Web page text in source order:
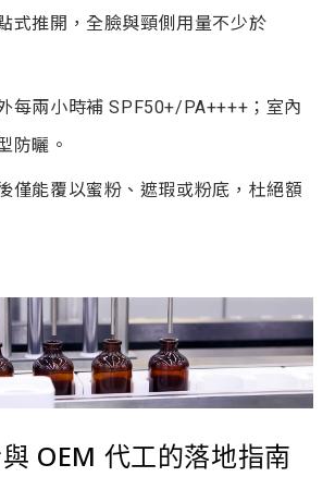
式推開，全臉與頸側用量不少於
每兩小時補 SPF50+/PA++++；室內
防曬。
僅能覆以蜜粉、遮瑕或粉底，杜絕額
OEM 代工的落地指南